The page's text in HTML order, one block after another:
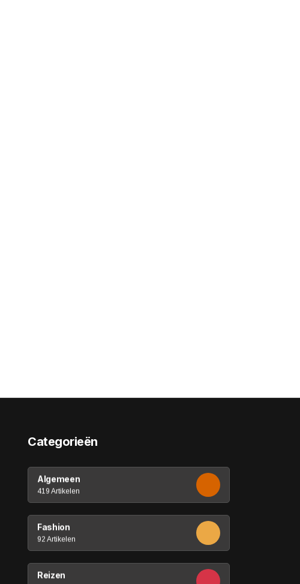
Categorieën
Algemeen
419 Artikelen
Fashion
92 Artikelen
Reizen